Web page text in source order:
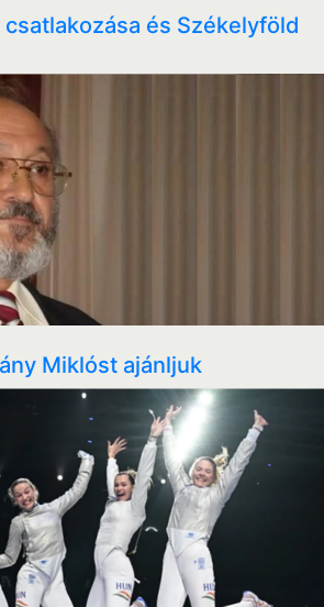
és Székelyföld
Miklóst ajánljuk